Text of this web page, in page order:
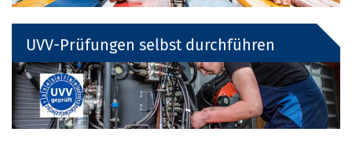
UVV-Prüfungen selbst durchführen